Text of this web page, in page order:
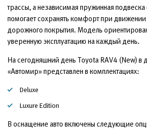
трассы, а независимая пружинная
помогает сохранять комфорт при
дорожного покрытия. Модель
уверенную эксплуатацию на каждый день.
На сегодняшний день Toyota RAV4 (New) в
«Автомир» представлен в комплектациях:
Deluxe
Luxure Edition
В оснащение авто включены следующие